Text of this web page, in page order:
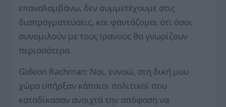
επαναλαμβάνω, δεν συμμετέχουμε στις
διαπραγματεύσεις, και φαντάζομαι ότι όσοι
συνομιλούν με τους Ιρανούς θα γνωρίζουν
περισσότερα.
Gideon Rachman: Ναι, εννοώ, στη δική μου
χώρα υπήρξαν κάποιοι πολιτικοί που
καταδίκασαν ανοιχτά την απόφαση να